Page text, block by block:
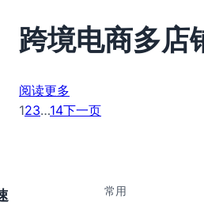
跨境电商多店
阅读更多
123…14下一页
常用